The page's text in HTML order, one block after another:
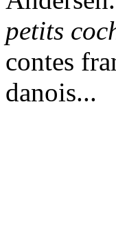
petits
contes
danois...